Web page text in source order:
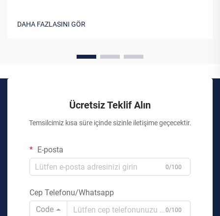
DAHA FAZLASINI GÖR
Ücretsiz Teklif Alın
Temsilcimiz kısa süre içinde sizinle iletişime geçecektir.
E-posta
0/100
Cep Telefonu/Whatsapp
Code
0/100